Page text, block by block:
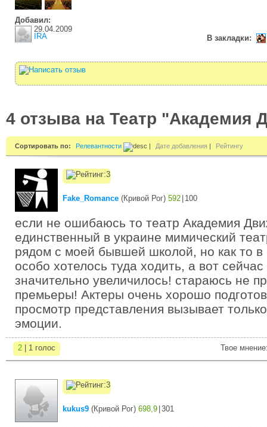
Добавил:
29.04.2009
IRA
В закладки:
4 отзыва на Театр "Академия
Сортировать по: Релевантности | Дате добавления | Рейтингу
Fake_Romance (Кривой Рог) 592 100
если не ошибаюсь то театр Академия
единственный в украине мимический
рядом с моей бывшей школой, но как то
особо хотелось туда ходить, а вот
значительно увеличилось! стараюсь не
премьеры! Актеры очень хорошо
просмотр представления вызывает
эмоции.
2 | 1 голос Твое
kukus9 (Кривой Рог) 698,9 301